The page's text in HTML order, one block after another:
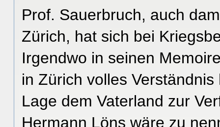
Prof. Sauerbruch, auch
Zürich, hat sich bei
Irgendwo in seinen
in Zürich volles
Lage dem Vaterland zur
Hermann Löns wäre zu